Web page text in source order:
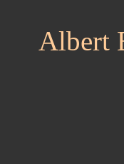
Albert